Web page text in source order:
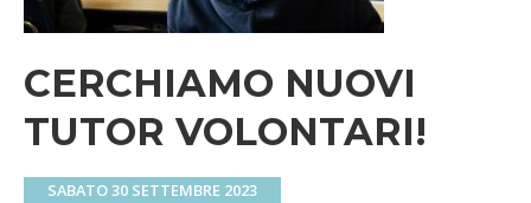
CERCHIAMO NUOVI
TUTOR VOLONTARI!
SABATO 30 SETTEMBRE 2023